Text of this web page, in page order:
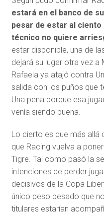
estará en el banco de
pesar de estar al
técnico no quiere
estar disponible, una de
dejará su lugar otra vez a
Rafaela ya atajó contra
salida con los puños que
Una pena porque esa
venía siendo buena.
Lo cierto es que más allá
que Racing vuelva a
Tigre. Tal como pasó la
intenciones de perder
decisivos de la Copa
único peso pesado que
titulares estarían